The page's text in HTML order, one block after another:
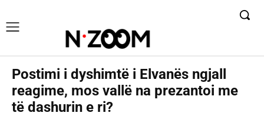
Postimi i dyshimtë i Elvanës ngjall
reagime, mos vallë na prezantoi me
të dashurin e ri?